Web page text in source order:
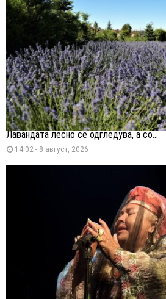
Лавандата лесно се одгледува, а со...
14:02 - 8 август, 2026